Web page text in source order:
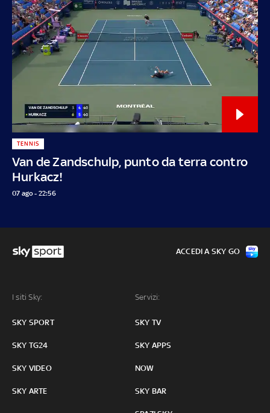
Van de Zandschulp, punto da terra contro
Hurkacz!
TENNIS
07 ago - 22:56
I siti Sky:
SKY SPORT
SKY TG24
SKY VIDEO
SKY ARTE
Servizi:
SKY TV
SKY APPS
NOW
SKY BAR
ACCEDI A SKY GO